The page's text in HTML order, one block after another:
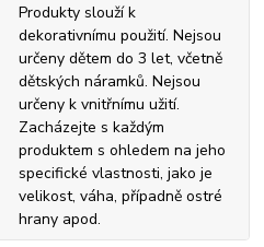
Produkty slouží k
dekorativnímu použití. Nejsou
určeny dětem do 3 let, včetně
dětských náramků. Nejsou
určeny k vnitřnímu užití.
Zacházejte s každým
produktem s ohledem na jeho
specifické vlastnosti, jako je
velikost, váha, případně ostré
hrany apod.